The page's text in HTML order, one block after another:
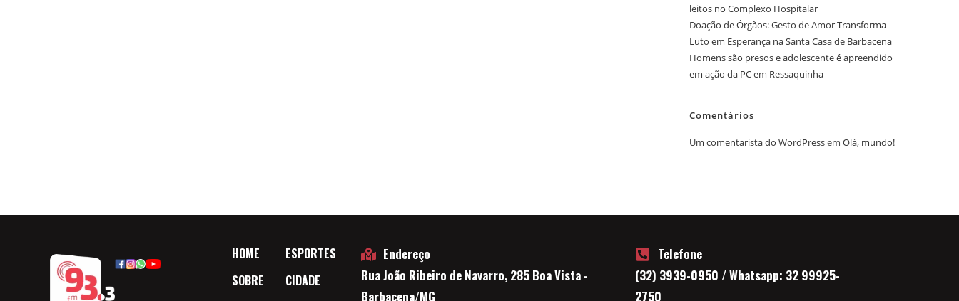
leitos no Complexo Hospitalar
Doação de Órgãos: Gesto de Amor Transforma
Luto em Esperança na Santa Casa de Barbacena
Homens são presos e adolescente é apreendido
em ação da PC em Ressaquinha
Comentários
Um comentarista do WordPressem Olá, mundo!
HOME
SOBRE
ESPORTES
CIDADE
Endereço
Rua João Ribeiro de Navarro, 285 Boa Vista -
Barbacena/MG
Telefone
(32) 3939-0950 / Whatsapp: 32 99925-
2750